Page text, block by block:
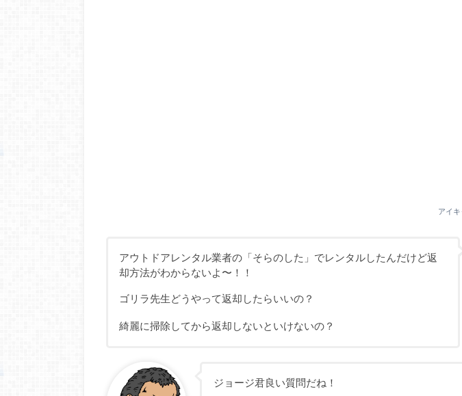
アイキ
アウトドアレンタル業者の「そらのした」でレンタルしたんだけど返
却方法がわからないよ〜！！
ゴリラ先生どうやって返却したらいいの？
綺麗に掃除してから返却しないといけないの？
ジョージ君良い質問だね！